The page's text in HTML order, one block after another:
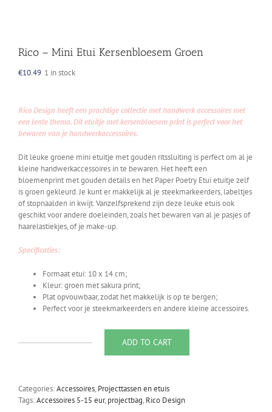
Rico – Mini Etui Kersenbloesem Groen
€10.49 1 in stock
Rico Design heeft een prachtige collectie met handwerk accessoires met
een lente thema. Dit etuitje met kersenbloesem print is perfect voor het
bewaren van je handwerkaccessoires.
Dit leuke groene mini etuitje met gouden ritssluiting is perfect om al je
kleine handwerkaccessoires in te bewaren. Het heeft een
bloemenprint met gouden details en het Paper Poetry Etui etuitje zelf
is groen gekleurd. Je kunt er makkelijk al je steekmarkeerders, labeltjes
of stopnaalden in kwijt. Vanzelfsprekend zijn deze leuke etuis ook
geschikt voor andere doeleinden, zoals het bewaren van al je pasjes of
haarelastiekjes, of je make-up.
Specificaties:
Formaat etui: 10 x 14 cm;
Kleur: groen met sakura print;
Plat opvouwbaar, zodat het makkelijk is op te bergen;
Perfect voor je steekmarkeerders en andere kleine accessoires.
Kersenbloesem
Groen
ADD TO CART
Categories:Accessoires, Projecttassen en etuis
Tags:Accessoires 5-15 eur, projectbag, Rico Design